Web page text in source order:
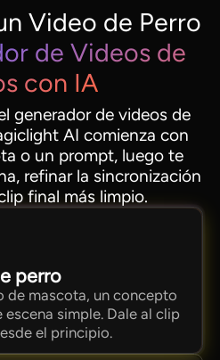
Video de Perro
de Videos de
con IA
generador de videos de
AI comienza con
o un prompt, luego te
refinar la sincronización
final más limpio.
perro
de mascota, un concepto
simple. Dale al clip
el principio.